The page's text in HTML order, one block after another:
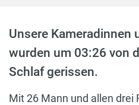
Unsere Kameradinnen
wurden um 03:26 von
Schlaf gerissen.
Mit 26 Mann und allen drei